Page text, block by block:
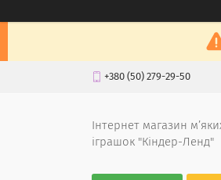
+380 (50) 279-29-50
Інтернет магазин
іграшок "Кіндер-Ленд"